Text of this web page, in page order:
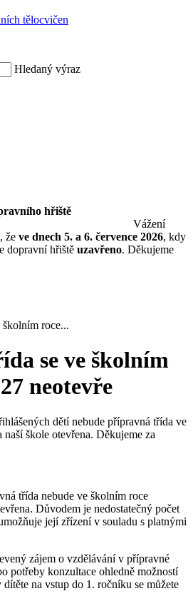
tělocvičen
Hledaný výraz
dopravního hřiště
Vážení
že ve dnech 5. a 6. července 2026, kdy
dopravní hřiště uzavřeno. Děkujeme
školním roce...
se ve školním
neotevře
dětí nebude přípravná třída ve
škole otevřena. Děkujeme za
třída nebude ve školním roce
Důvodem je nedostatečný počet
její zřízení v souladu s platnými
zájem o vzdělávání v přípravné
potřeby konzultace ohledně možností
na vstup do 1. ročníku se můžete